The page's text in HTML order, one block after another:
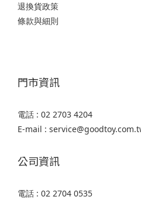
退換貨政策
條款與細則
門市資訊
電話 : 02 2703 4204
E-mail :
公司資訊
電話 : 02 2704 0535